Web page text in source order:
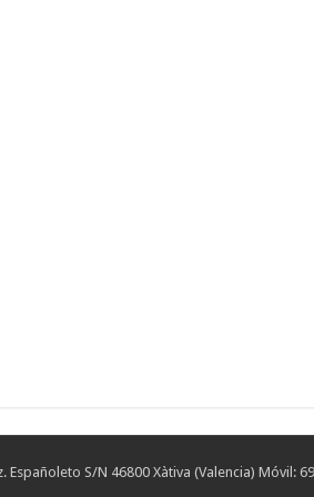
S/N 46800 Xàtiva (Valencia) Móvil: